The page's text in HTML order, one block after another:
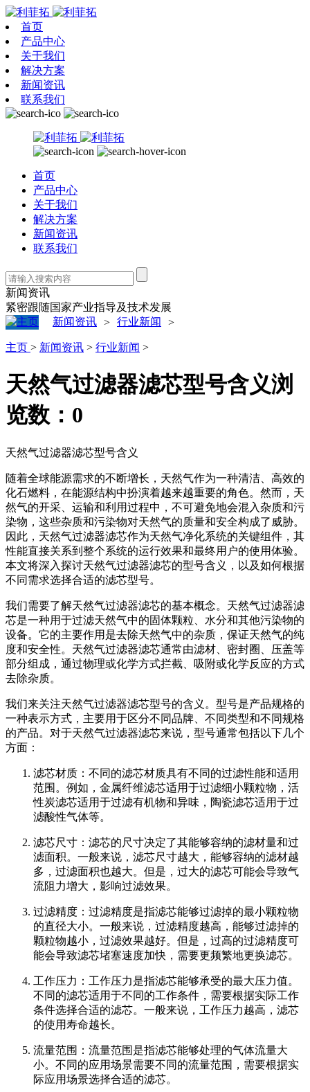
首页
产品中心
关于我们
解决方案
新闻资讯
联系我们
首页
产品中心
关于我们
解决方案
新闻资讯
联系我们
新闻资讯
紧密跟随国家产业指导及技术发展
新闻资讯 > 行业新闻 >
主页 > 新闻资讯 > 行业新闻 >
天然气过滤器滤芯型号含义浏
览数： 0
天然气过滤器滤芯型号含义
随着全球能源需求的不断增长，天然气作为一种清洁、高效的
化石燃料，在能源结构中扮演着越来越重要的角色。然而，天
然气的开采、运输和利用过程中，不可避免地会混入杂质和污
染物，这些杂质和污染物对天然气的质量和安全构成了威胁。
因此，天然气过滤器滤芯作为天然气净化系统的关键组件，其
性能直接关系到整个系统的运行效果和最终用户的使用体验。
本文将深入探讨天然气过滤器滤芯的型号含义，以及如何根据
不同需求选择合适的滤芯型号。
我们需要了解天然气过滤器滤芯的基本概念。天然气过滤器滤
芯是一种用于过滤天然气中的固体颗粒、水分和其他污染物的
设备。它的主要作用是去除天然气中的杂质，保证天然气的纯
度和安全性。天然气过滤器滤芯通常由滤材、密封圈、压盖等
部分组成，通过物理或化学方式拦截、吸附或化学反应的方式
去除杂质。
我们来关注天然气过滤器滤芯型号的含义。型号是产品规格的
一种表示方式，主要用于区分不同品牌、不同类型和不同规格
的产品。对于天然气过滤器滤芯来说，型号通常包括以下几个
方面：
滤芯材质：不同的滤芯材质具有不同的过滤性能和适用
范围。例如，金属纤维滤芯适用于过滤细小颗粒物，活
性炭滤芯适用于过滤有机物和异味，陶瓷滤芯适用于过
滤酸性气体等。
滤芯尺寸：滤芯的尺寸决定了其能够容纳的滤材量和过
滤面积。一般来说，滤芯尺寸越大，能够容纳的滤材越
多，过滤面积也越大。但是，过大的滤芯可能会导致气
流阻力增大，影响过滤效果。
过滤精度：过滤精度是指滤芯能够过滤掉的最小颗粒物
的直径大小。一般来说，过滤精度越高，能够过滤掉的
颗粒物越小，过滤效果越好。但是，过高的过滤精度可
能会导致滤芯堵塞速度加快，需要更频繁地更换滤芯。
工作压力：工作压力是指滤芯能够承受的最大压力值。
不同的滤芯适用于不同的工作条件，需要根据实际工作
条件选择合适的滤芯。一般来说，工作压力越高，滤芯
的使用寿命越长。
流量范围：流量范围是指滤芯能够处理的气体流量大
小。不同的应用场景需要不同的流量范围，需要根据实
际应用场景选择合适的滤芯。